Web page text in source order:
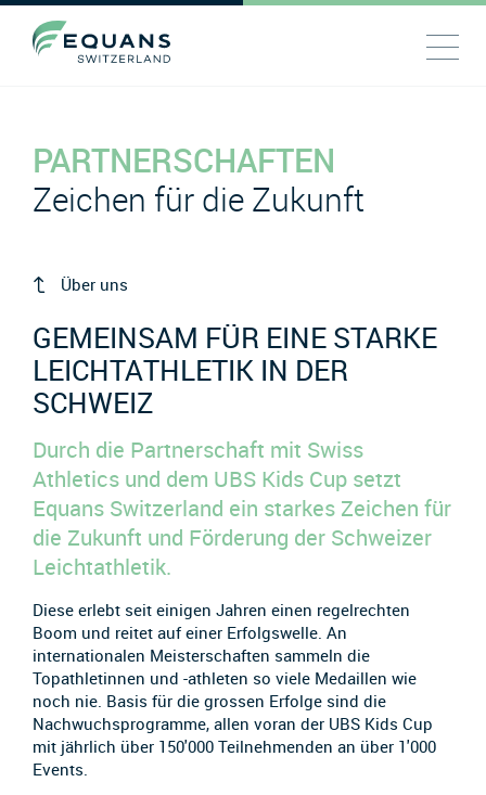
PARTNERSCHAFTEN
Zeichen für die Zukunft
Über uns
GEMEINSAM FÜR EINE STARKE
LEICHTATHLETIK IN DER
SCHWEIZ
Durch die Partnerschaft mit Swiss
Athletics und dem UBS Kids Cup setzt
Equans Switzerland ein starkes Zeichen für
die Zukunft und Förderung der Schweizer
Leichtathletik.
Diese erlebt seit einigen Jahren einen regelrechten
Boom und reitet auf einer Erfolgswelle. An
internationalen Meisterschaften sammeln die
Topathletinnen und -athleten so viele Medaillen wie
noch nie. Basis für die grossen Erfolge sind die
Nachwuchsprogramme, allen voran der UBS Kids Cup
mit jährlich über 150'000 Teilnehmenden an über 1'000
Events.